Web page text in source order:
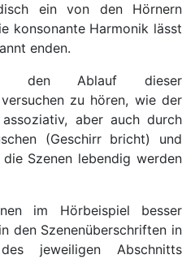
ein von den Hörnern
konsonante Harmonik lässt
enden.
den Ablauf dieser
zu hören, wie der
aber auch durch
(Geschirr bricht) und
Szenen lebendig werden
im Hörbeispiel besser
den Szenenüberschriften in
jeweiligen Abschnitts